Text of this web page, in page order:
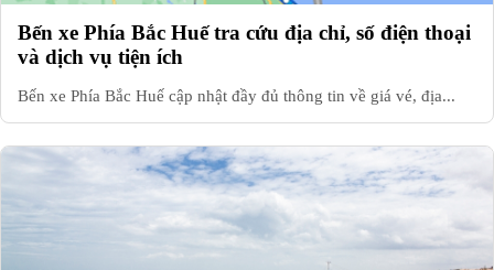
Bến xe Phía Bắc Huế tra cứu địa chỉ, số điện thoại
và dịch vụ tiện ích
Bến xe Phía Bắc Huế cập nhật đầy đủ thông tin về giá vé, địa...